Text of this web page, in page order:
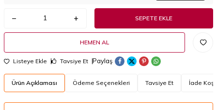
SEPETE EKLE
HEMEN AL
Listeye Ekle Tavsiye Et Paylaş
Ürün Açıklaması Ödeme Seçenekleri Tavsiye Et İade